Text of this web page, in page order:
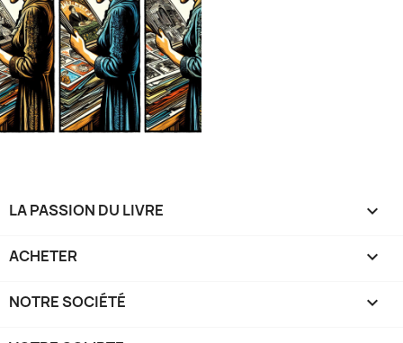
LA PASSION DU LIVRE 
ACHETER 
NOTRE SOCIÉTÉ 